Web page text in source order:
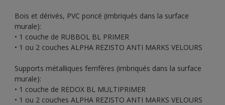
Bois et dérivés, PVC poncé (imbriqués dans la surface
murale):
• 1 couche de RUBBOL BL PRIMER
• 1 ou 2 couches ALPHA REZISTO ANTI MARKS VELOURS
Supports métalliques ferrifères (imbriqués dans la surface
murale):
• 1 couche de REDOX BL MULTIPRIMER
• 1 ou 2 couches ALPHA REZISTO ANTI MARKS VELOURS